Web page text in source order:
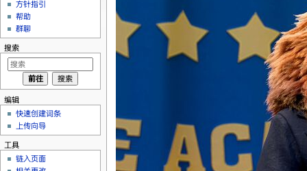
方针指引
帮助
群聊
搜索
编辑
快速创建词条
上传向导
工具
链入页面